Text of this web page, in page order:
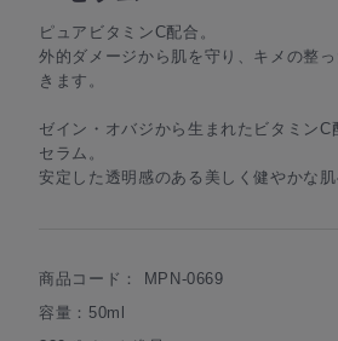
ピュアビタミンC配合。
外的ダメージから肌を守り、キメの整
きます。
ゼイン・オバジから生まれたビタミンC
セラム。
安定した透明感のある美しく健やかな肌
商品コード： MPN-0669
容量：50ml